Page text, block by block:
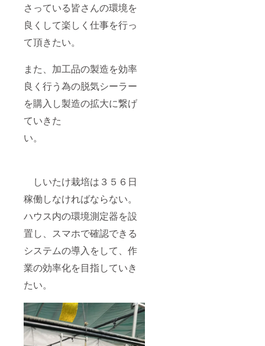
さっている皆さんの環境を
良くして楽しく仕事を行っ
て頂きたい。
また、加工品の製造を効率
良く行う為の脱気シーラー
を購入し製造の拡大に繋げ
ていきた
い。
しいたけ栽培は３５６日
稼働しなければならない。
ハウス内の環境測定器を設
置し、スマホで確認できる
システムの導入をして、作
業の効率化を目指していき
たい。